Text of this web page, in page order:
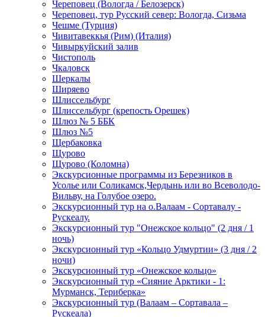
Череповец (Вологда / Белозерск)
Череповец, тур Русский север: Вологда, Сизьма
Чешме (Турция)
Чивитавеккья (Рим) (Италия)
Чивыркуйский залив
Чистополь
Чкаловск
Шеркалы
Ширяево
Шлиссельбург
Шлиссельбург (крепость Орешек)
Шлюз № 5 ББК
Шлюз №5
Щербаковка
Щурово
Щурово (Коломна)
Экскурсионные программы из Березников в
Усолье или Соликамск,Чердынь или во Всеволодо-
Вильву, на Голубое озеро.
Экскурсионный тур на о.Валаам - Сортавалу -
Рускеалу.
Экскурсионный тур "Онежское кольцо" (2 дня / 1
ночь)
Экскурсионный тур «Кольцо Удмуртии» (3 дня / 2
ночи)
Экскурсионный тур «Онежское кольцо»
Экскурсионный тур «Сияние Арктики - 1:
Мурманск, Териберка»
Экскурсионный тур (Валаам – Сортавала –
Рускеала)